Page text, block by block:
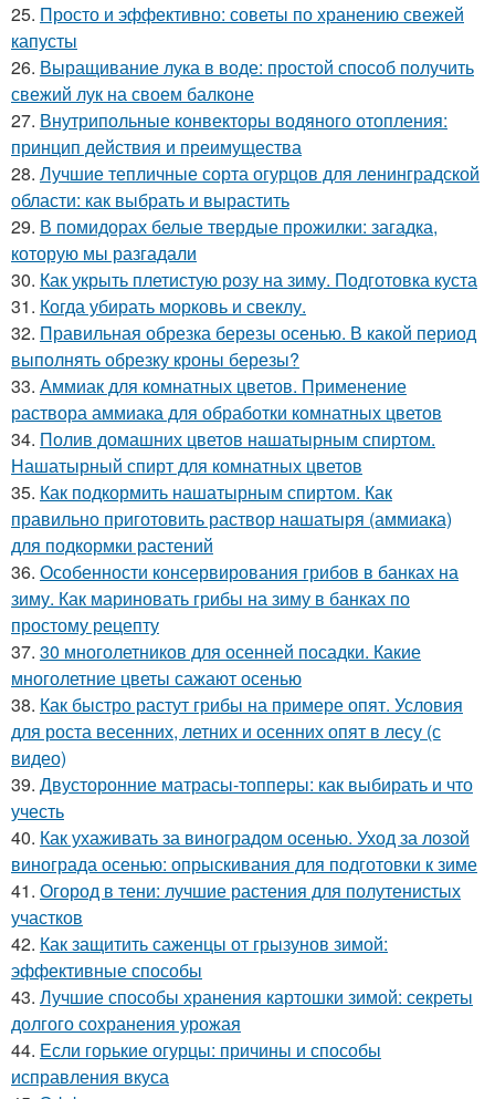
25. Просто и эффективно: советы по хранению свежей
капусты
26. Выращивание лука в воде: простой способ получить
свежий лук на своем балконе
27. Внутрипольные конвекторы водяного отопления:
принцип действия и преимущества
28. Лучшие тепличные сорта огурцов для ленинградской
области: как выбрать и вырастить
29. В помидорах белые твердые прожилки: загадка,
которую мы разгадали
30. Как укрыть плетистую розу на зиму. Подготовка куста
31. Когда убирать морковь и свеклу.
32. Правильная обрезка березы осенью. В какой период
выполнять обрезку кроны березы?
33. Аммиак для комнатных цветов. Применение
раствора аммиака для обработки комнатных цветов
34. Полив домашних цветов нашатырным спиртом.
Нашатырный спирт для комнатных цветов
35. Как подкормить нашатырным спиртом. Как
правильно приготовить раствор нашатыря (аммиака)
для подкормки растений
36. Особенности консервирования грибов в банках на
зиму. Как мариновать грибы на зиму в банках по
простому рецепту
37. 30 многолетников для осенней посадки. Какие
многолетние цветы сажают осенью
38. Как быстро растут грибы на примере опят. Условия
для роста весенних, летних и осенних опят в лесу (с
видео)
39. Двусторонние матрасы-топперы: как выбирать и что
учесть
40. Как ухаживать за виноградом осенью. Уход за лозой
винограда осенью: опрыскивания для подготовки к зиме
41. Огород в тени: лучшие растения для полутенистых
участков
42. Как защитить саженцы от грызунов зимой:
эффективные способы
43. Лучшие способы хранения картошки зимой: секреты
долгого сохранения урожая
44. Если горькие огурцы: причины и способы
исправления вкуса